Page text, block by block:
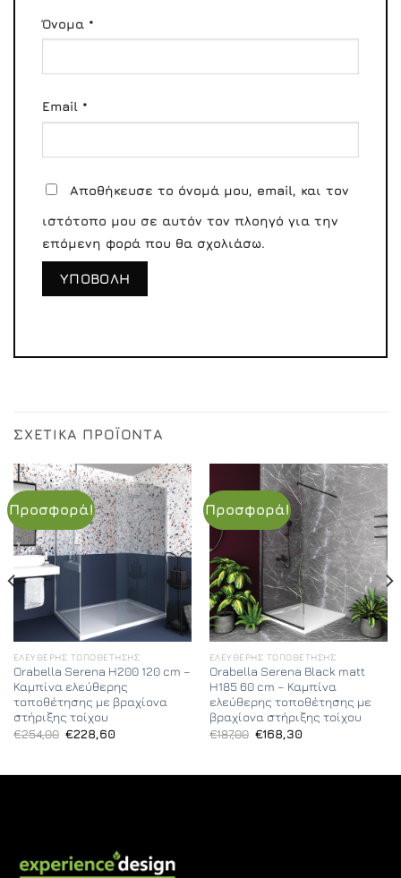
Όνομα *
Email *
Αποθήκευσε το όνομά μου, email, και τον
ιστότοπο μου σε αυτόν τον πλοηγό για την
επόμενη φορά που θα σχολιάσω.
ΣΧΕΤΙΚΆ ΠΡΟΪΌΝΤΑ
Προσφορά!
ΕΛΕΎΘΕΡΗΣ ΤΟΠΟΘΈΤΗΣΗΣ
Orabella Serena H200 120 cm –
Καμπίνα ελεύθερης
τοποθέτησης με βραχίονα
στήριξης τοίχου
€254,00 Original
€228,60Η
€228,60.
Προσφορά!
ΕΛΕΎΘΕΡΗΣ ΤΟΠΟΘΈΤΗΣΗΣ
Orabella Serena Black matt
H185 60 cm – Καμπίνα
ελεύθερης τοποθέτησης με
βραχίονα στήριξης τοίχου
€187,00 Original
€168,30Η
€168,30.